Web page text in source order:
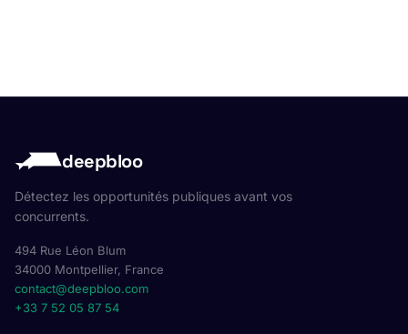
deepbloo
Détectez les opportunités publiques avant vos
concurrents.
494 Rue Léon Blum
34000 Montpellier, France
contact@deepbloo.com
+33 7 52 05 87 54